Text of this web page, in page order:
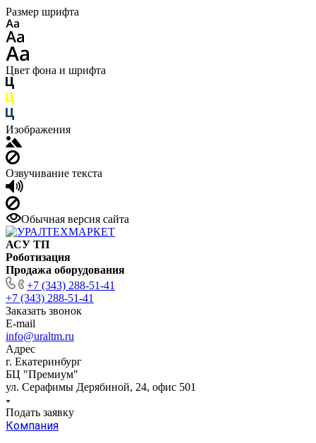
Размер шрифта
Цвет фона и шрифта
Изображения
Озвучивание текста
Обычная версия сайта
АСУ ТП
Роботизация
Продажа оборудования
+7 (343) 288-51-41
+7 (343) 288-51-41
Заказать звонок
E-mail
info@uraltm.ru
Адрес
г. Екатеринбург
БЦ "Премиум"
ул. Серафимы Дерябиной, 24, офис 501
Подать заявку
Компания